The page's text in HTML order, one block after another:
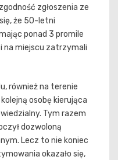
zgłoszenia ze
że 50-letni
ponad 3 promile
na miejscu zatrzymali
również na terenie
osobę kierująca
Tym razem
dozwoloną
Lecz to nie koniec
okazało się,